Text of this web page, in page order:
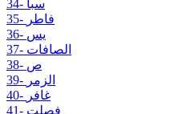
34- سبأ
35- فاطر
36- يس
37- الصافات
38- ص
39- الزمر
40- غافر
41- فصلت